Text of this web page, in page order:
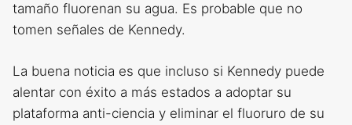
tamaño fluorenan su agua. Es probable que no
tomen señales de Kennedy.
La buena noticia es que incluso si Kennedy puede
alentar con éxito a más estados a adoptar su
plataforma anti-ciencia y eliminar el fluoruro de su